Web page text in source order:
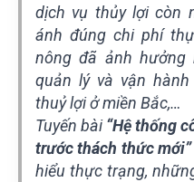
dịch vụ thủy lợi còn
ánh đúng chi phí
nông đã ảnh hưởng
quản lý và vận
thuỷ lợi ở miền Bắc,…
Tuyến bài“Hệ thống
trước thách thức mới”
hiểu thực trạng,